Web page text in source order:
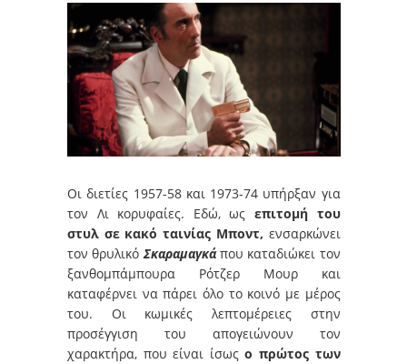
Οι διετίες 1957-58 και 1973-74 υπήρξαν για
τον Λι κορυφαίες. Εδώ, ως επιτομή του
στυλ σε κακό ταινίας Μποντ, ενσαρκώνει
τον θρυλικόΣκαραμαγκά που καταδιώκει τον
ξανθομπάμπουρα Ρότζερ Μουρ και
καταφέρνει να πάρει όλο το κοινό με μέρος
του. Οι κωμικές λεπτομέρειες στην
προσέγγιση του απογειώνουν τον
χαρακτήρα, που είναι ίσωςο πρώτος των